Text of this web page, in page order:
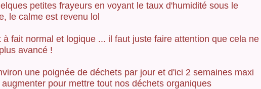
petites frayeurs en voyant le taux d'humidité sous le
le calme est revenu lol
à fait normal et logique ... il faut juste faire attention que cela ne
avancé !
une poignée de déchets par jour et d'ici 2 semaines maxi
augmenter pour mettre tout nos déchets organiques